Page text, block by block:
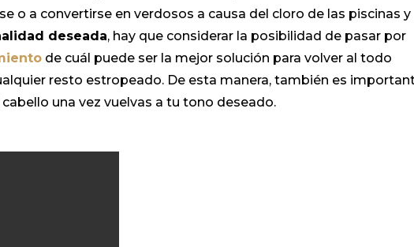
o a convertirse en verdosos a causa del cloro de las piscinas y
deseada, hay que considerar la posibilidad de pasar por
de cuál puede ser la mejor solución para volver al todo
resto estropeado. De esta manera, también es
una vez vuelvas a tu tono deseado.